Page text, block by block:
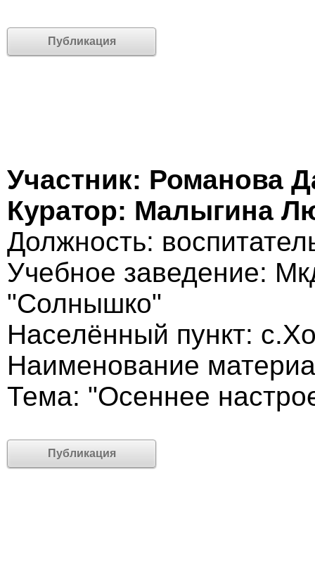
Публикация
Участник: Романова
Куратор: Малыгина
Должность:
Учебное заведение:
"Солнышко"
Населённый пункт:
Наименование
Тема: "Осеннее
Публикация